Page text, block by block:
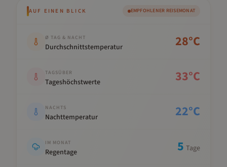
AUF EINEN BLICK EMPFOHLENER REISEMONAT
Ø TAG & NACHT
Durchschnittstemperatur 28°C
TAGSÜBER
Tageshöchstwerte 33°C
NACHTS
Nachttemperatur 22°C
IM MONAT
Regentage 5 Tage